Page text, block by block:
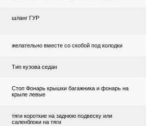
шланг ГУР
желательно вместе со скобой под колодки
Тип кузова седан
Стоп Фонарь крышки багажника и фонарь на
крыле левые
тяги короткие на заднюю подвеску или
саленблоки на тяги